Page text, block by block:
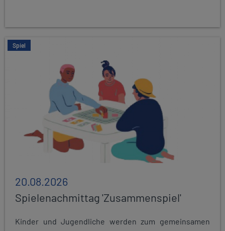
Spiel
20.08.2026
Spielenachmittag 'Zusammenspiel'
Kinder und Jugendliche werden zum gemeinsamen